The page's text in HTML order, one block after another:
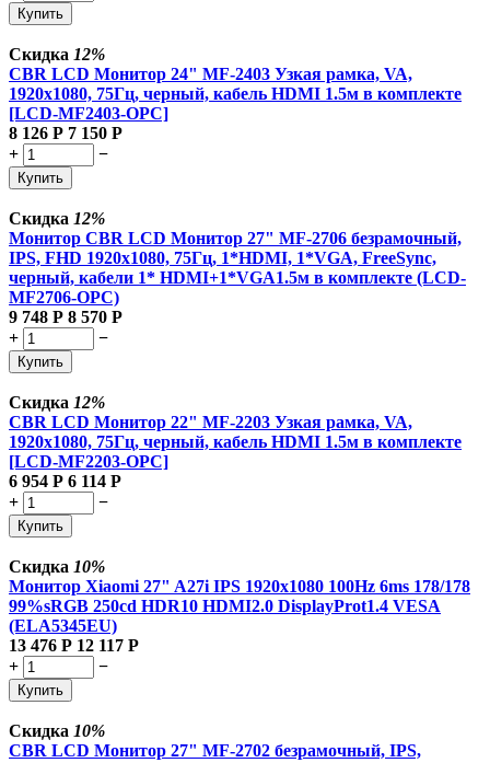
Купить
Скидка 12%
CBR LCD Монитор 24" MF-2403 Узкая рамка, VA,
1920x1080, 75Гц, черный, кабель HDMI 1.5м в комплекте
[LCD-MF2403-OPC]
8 126 Р 7 150 Р
+
−
Купить
Скидка 12%
Монитор CBR LCD Монитор 27" MF-2706 безрамочный,
IPS, FHD 1920x1080, 75Гц, 1*HDMI, 1*VGA, FreeSync,
черный, кабели 1* HDMI+1*VGA1.5м в комплекте (LCD-
MF2706-OPC)
9 748 Р 8 570 Р
+
−
Купить
Скидка 12%
CBR LCD Монитор 22" MF-2203 Узкая рамка, VA,
1920x1080, 75Гц, черный, кабель HDMI 1.5м в комплекте
[LCD-MF2203-OPC]
6 954 Р 6 114 Р
+
−
Купить
Скидка 10%
Монитор Xiaomi 27" A27i IPS 1920x1080 100Hz 6ms 178/178
99%sRGB 250cd HDR10 HDMI2.0 DisplayProt1.4 VESA
(ELA5345EU)
13 476 Р 12 117 Р
+
−
Купить
Скидка 10%
CBR LCD Монитор 27" MF-2702 безрамочный, IPS,